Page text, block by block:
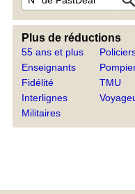
Plus de réductions
55 ans et plus
Enseignants
Fidélité
Interlignes
Militaires
TMU